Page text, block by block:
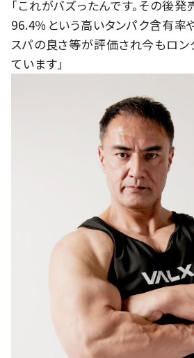
「これがバズったんです。その後
96.4％という高いタンパク含有率
スパの良さ等が評価され今もロン
ています」